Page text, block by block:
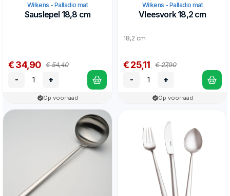
Wilkens - Palladio mat
Sauslepel 18,8 cm
€ 34,90 € 54,40
- +
Op voorraad
Wilkens - Palladio mat
Vleesvork 18,2 cm
18,2 cm
€ 25,11 € 27,90
- +
Op voorraad